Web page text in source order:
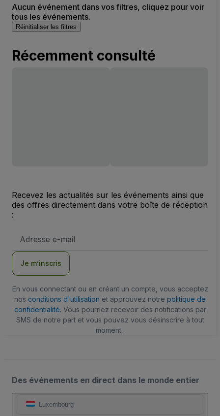
Aucun événement dans vos filtres, cliquez pour voir
tous les événements.
Réinitialiser les filtres
Récemment consulté
Recevez les actualités sur les événements ainsi que
des offres directement dans votre boîte de réception
:
e-
Je m’inscris
En vous connectant ou en créant un compte, vous acceptez
nos conditions d'utilisation et approuvez notre politique de
confidentialité. Vous pourriez recevoir des notifications par
SMS de notre part et vous pouvez vous désinscrire à tout
moment.
Des événements en direct dans le monde entier
Luxembourg